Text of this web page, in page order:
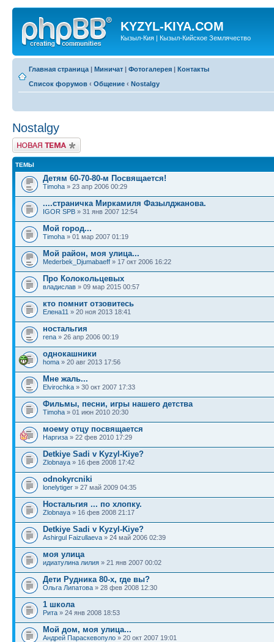
KYZYL-KIYA.COM
Кызыл-Кия | Кызыл-Кийское Землячество
Главная страница | Миничат | Фотогалерея | Контакты
Список форумов ‹ Общение ‹ Nostalgy
Nostalgy
Новая тема
ТЕМЫ
Детям 60-70-80-м Посвящается!
Timoha » 23 апр 2006 00:29
....страничка Миркамиля Фазылджанова.
IGOR SPB » 31 янв 2007 12:54
Мой город...
Timoha » 01 мар 2007 01:19
Мой район, моя улица...
Mederbek_Djumabaeff » 17 окт 2006 16:22
Про Колокольцевых
владислав » 09 мар 2015 00:57
кто помнит отзовитесь
Елена11 » 20 ноя 2013 18:41
ностальгия
rena » 26 апр 2006 00:19
однокашники
homa » 20 авг 2013 17:56
Мне жаль...
Elvirochka » 30 окт 2007 17:33
Фильмы, песни, игры нашего детства
Timoha » 01 июн 2010 20:30
моему отцу посвящается
Наргиза » 22 фев 2010 17:29
Detkiye Sadi v Kyzyl-Kiye?
Zlobnaya » 16 фев 2008 17:42
odnokyrcniki
lonelytiger » 27 май 2009 04:35
Ностальгия ... по хлопку.
Zlobnaya » 16 фев 2008 21:17
Detkiye Sadi v Kyzyl-Kiye?
Ashirgul Faizullaeva » 24 май 2006 02:39
моя улица
идиатулина лилия » 21 янв 2007 00:02
Дети Рудника 80-х, где вы?
Ольга Липатова » 28 фев 2008 12:30
1 школа
Рита » 24 янв 2008 18:53
Мой дом, моя улица...
Андрей Параскевопуло » 20 окт 2007 19:01